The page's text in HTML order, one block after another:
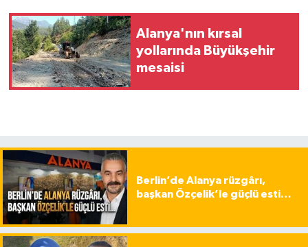
Alanya'nın kırsal
yollarında Büyükşehir
mesaisi
Berlin’de Alanya rüzgârı,
başkan Özçelik’le güçlü esti…